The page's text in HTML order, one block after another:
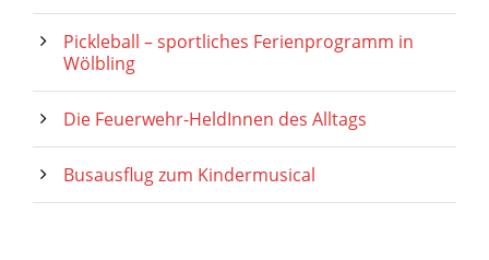
Pickleball – sportliches Ferienprogramm in
Wölbling
Die Feuerwehr-HeldInnen des Alltags
Busausflug zum Kindermusical